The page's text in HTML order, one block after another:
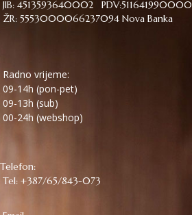
JIB: 4513593640002 PDV:511641990000
ŽR: 5553000066237094 Nova Banka
Radno vrijeme:
09-14h (pon-pet)
09-13h (sub)
00-24h (webshop)
Telefon:
Tel: +387/65/843-073